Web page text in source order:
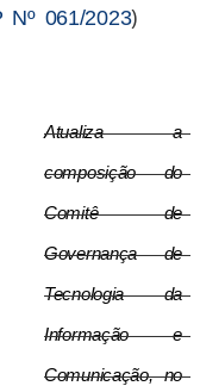
Nº 061/2023)
Atualiza a
composição do
Comitê de
Governança de
Tecnologia da
Informação e
Comunicação, no